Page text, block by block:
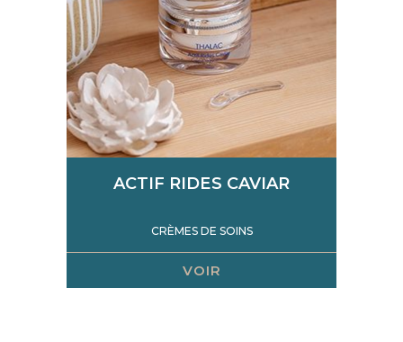
ACTIF RIDES CAVIAR
CRÈMES DE SOINS
VOIR